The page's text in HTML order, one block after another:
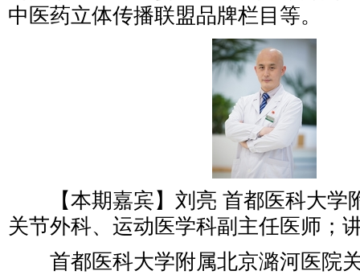
中医药立体传播联盟品牌栏目等。
【本期嘉宾】刘亮 首都医科大学
关节外科、运动医学科副主任医师；
首都医科大学附属北京潞河医院